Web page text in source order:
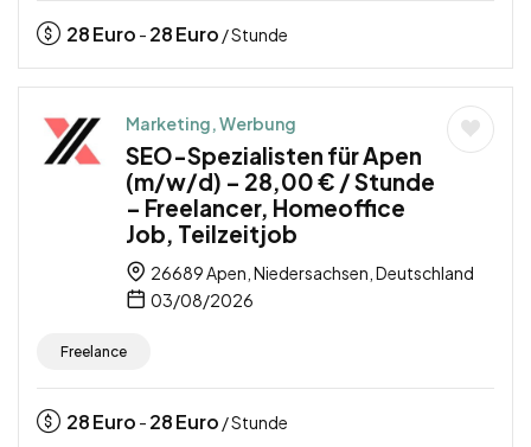
28Euro - 28Euro / Stunde
Marketing, Werbung
SEO-Spezialisten für Apen
(m/w/d) – 28,00 € / Stunde
– Freelancer, Homeoffice
Job, Teilzeitjob
26689 Apen, Niedersachsen, Deutschland
03/08/2026
Freelance
28Euro - 28Euro / Stunde